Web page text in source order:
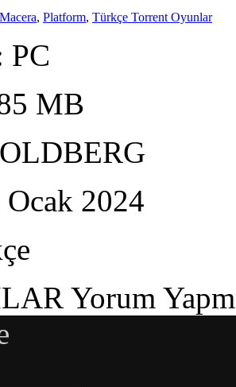
Macera, Platform, Türkçe Torrent Oyunlar
PC
MB
Ocak 2024
Yorum